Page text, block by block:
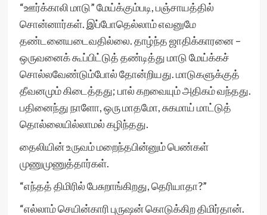
“ஊர்க்காலி மாடு” மேய்க்கும்படி, பஞ்சாயத்தில்
சொன்னார்கள். இப்போதெல்லாம் எவனுமே
தண்டனையடைவதில்லை. தாழ்ந்த ஜாதிக்காரனை –
ஒருவனைக் கூப்பிட்டுத் தண்டித்து மாடு மேய்க்கச்
சொல்லவேண்டும்போல் தோன்றியது. மாடுகளுக்குத்
தீவனமும் கிடைத்தது; பால் கறவையும் அதிகம் வந்தது.
பதினைந்து நாளோ, ஒரு மாதமோ, சுகமாய் மாட்டுத்
தொல்லையில்லாமல் கழிந்தது.
தைலியின் உருவம் மறைந்தபின்னும் பெண்கள்
முணுமுணுத்தார்கள்.
“எந்தத் திமிரில் பேசுறாங்கிறது, தெரியாதா?”
“எல்லாம் செயின்காரி புருஷன் கொடுக்கிற திமிர்தான்.